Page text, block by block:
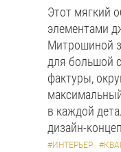
Этот мягкий
элементами
Митрошиной
для большой
фактуры,
в каждой
дизайн-
#ИНТЕРЬЕР